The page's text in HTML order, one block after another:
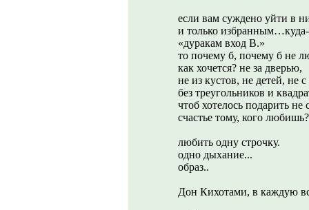
если вам суждено уйти в
и только избранным…куда-
«дуракам вход В.»
то почему б, почему б не
как хочется? не за дверью,
не из кустов, не детей, не
без треугольников и
чтоб хотелось подарить
счастье тому, кого
любить одну строчку.
одно дыхание...
образ..
Дон Кихотами, в каждую